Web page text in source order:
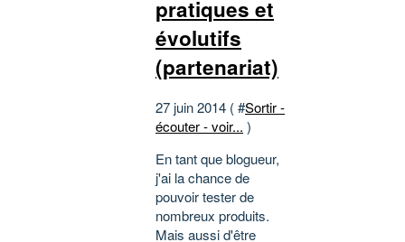
pratiques et
évolutifs
(partenariat)
27 juin 2014 ( #Sortir -
écouter - voir... )
En tant que blogueur,
j'ai la chance de
pouvoir tester de
nombreux produits.
Mais aussi d'être